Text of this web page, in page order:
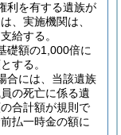
利を有する遺族が
、実施機関は、
給する。
礎額の1,000倍に
する。
合には、当該遺族
の死亡に係る遺
合計額が規則で
払一時金の額に